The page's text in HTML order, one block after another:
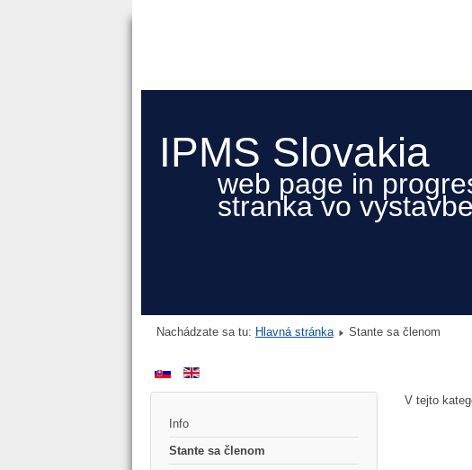
IPMS Slovakia
web page in
stranka vo vystavbe
Nachádzate sa tu: Hlavná stránka Stante sa členom
Info
Stante sa členom
V tejto